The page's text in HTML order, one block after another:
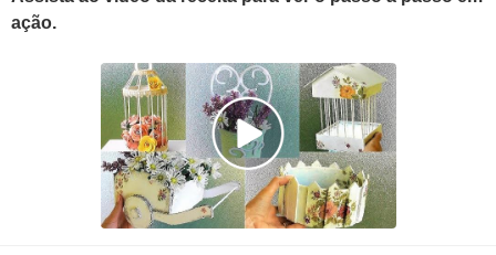
ação.